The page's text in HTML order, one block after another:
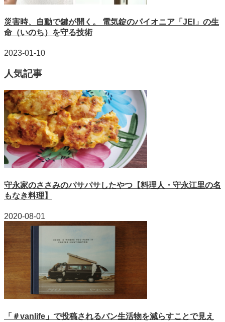
災害時、自動で鍵が開く。 電気錠のパイオニア「JEI」の生
命（いのち）を守る技術
2023-01-10
人気記事
守永家のささみのパサパサしたやつ【料理人・守永江里の名
もなき料理】
2020-08-01
「＃vanlife」で投稿されるバン生活物を減らすことで見え